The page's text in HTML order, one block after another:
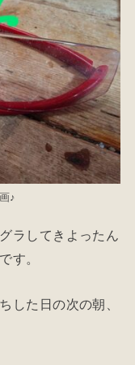
♪
ラしてきよったん
す。
した日の次の朝、